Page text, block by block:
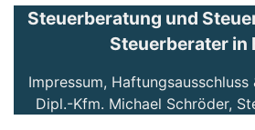
Steuerberatung und
Steuerberater in
Impressum, Haftungsausschluss
Dipl.-Kfm. Michael Schröder,